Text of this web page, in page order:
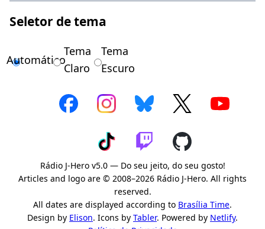
Seletor de tema
Automático
Tema
Claro
Tema
Escuro
Rádio J-Hero v5.0 — Do seu jeito, do seu gosto!
Articles and logo are © 2008–2026 Rádio J-Hero. All rights
reserved.
All dates are displayed according to Brasília Time.
Design by Elison. Icons by Tabler. Powered by Netlify.